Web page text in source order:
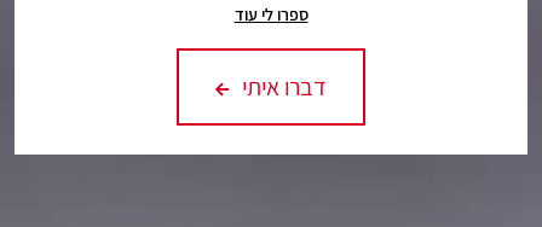
ספרו לי עוד
דברו איתי